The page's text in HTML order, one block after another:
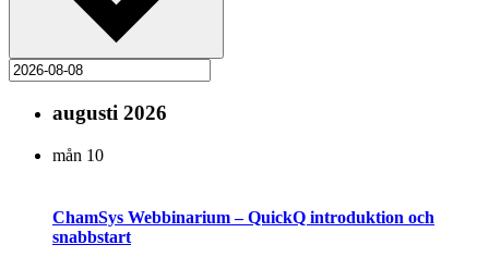
augusti 2026
mån 10
ChamSys Webbinarium – QuickQ introduktion och
snabbstart